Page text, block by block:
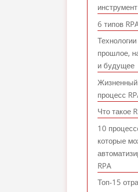
6 типов
прошлое,
и будущее
процесс
Что такое
10
которые
RPA
Топ-15